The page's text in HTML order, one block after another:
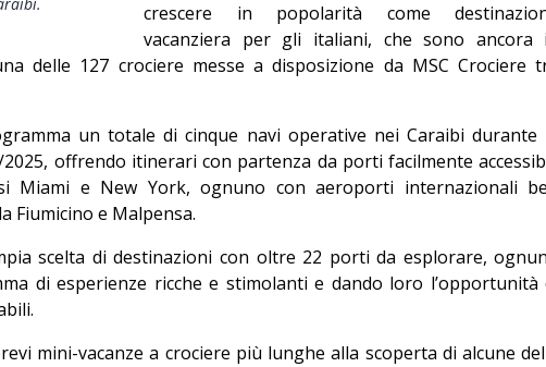
crescere in popolarità come
vacanziera per gli italiani, che sono ancora
delle 127 crociere messe a disposizione da MSC Crociere
un totale di cinque navi operative nei Caraibi durante
offrendo itinerari con partenza da porti facilmente
Miami e New York, ognuno con aeroporti internazionali
Fiumicino e Malpensa.
scelta di destinazioni con oltre 22 porti da esplorare,
di esperienze ricche e stimolanti e dando loro l’opportunità
mini-vacanze a crociere più lunghe alla scoperta di alcune